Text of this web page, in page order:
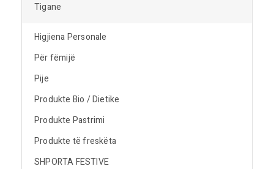
Tigane
Higjiena Personale
Për fëmijë
Pije
Produkte Bio / Dietike
Produkte Pastrimi
Produkte të freskëta
SHPORTA FESTIVE